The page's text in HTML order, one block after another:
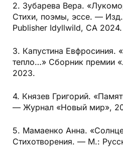
2. Зубарева Вера.
Стихи, поэмы, эссе. —
Publisher Idyllwild, CA 2024.
3. Капустина Евфросиния.
тепло…» Сборник премии
2023.
4. Князев Григорий.
— Журнал «Новый мир»,
5. Мамаенко Анна.
Стихотворения. — М.: